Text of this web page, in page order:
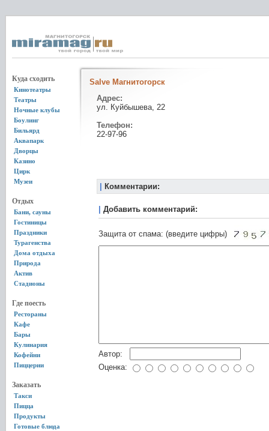
Куда сходить
Кинотеатры
Театры
Ночные клубы
Боулинг
Бильярд
Аквапарк
Дворцы
Казино
Цирк
Музеи
Отдых
Бани, сауны
Гостиницы
Праздники
Турагенства
Дома отдыха
Природа
Актив
Стадионы
Где поесть
Рестораны
Кафе
Бары
Кулинария
Кофейни
Пиццерии
Заказать
Такси
Пицца
Продукты
Готовые блюда
Salve Магнитогорск
Адрес:
ул. Куйбышева, 22
Телефон:
22-97-96
Комментарии:
Добавить комментарий:
Защита от спама: (введите цифры)
Автор:
Оценка: